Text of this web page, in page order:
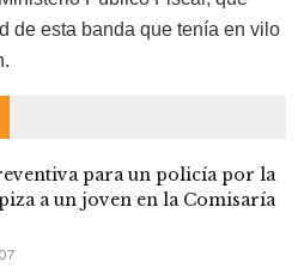
de esta banda que tenía en vilo
para un policía por la
a un joven en la Comisaría